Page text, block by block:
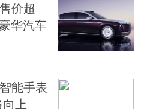
价超
华汽车
能手表
上